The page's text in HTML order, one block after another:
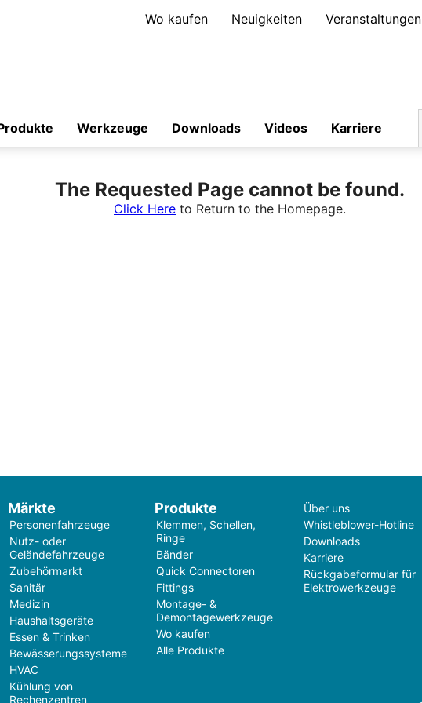
Wo kaufen Neuigkeiten Veranstaltungen
Werkzeuge Downloads Videos Karriere
The Requested Page cannot be found.
Click Here to Return to the Homepage.
Märkte
Personenfahrzeuge
Nutz- oder
Geländefahrzeuge
Zubehörmarkt
Sanitär
Medizin
Haushaltsgeräte
Essen & Trinken
Bewässerungssysteme
HVAC
Kühlung von
Rechenzentren
Produkte
Klemmen, Schellen,
Ringe
Bänder
Quick Connectoren
Fittings
Montage- &
Demontagewerkzeuge
Wo kaufen
Alle Produkte
Über uns
Whistleblower-Hotline
Downloads
Karriere
Rückgabeformular für
Elektrowerkzeuge